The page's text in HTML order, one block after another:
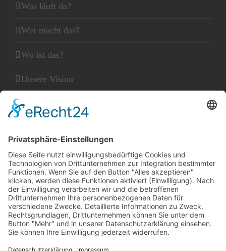
Was läuft da?
Wer macht das?
Wo ist das?
Unsere Vision
Unser Leitbild
KLEINGEDRUCKTES
Kontakt
Datenschutz
Impressum